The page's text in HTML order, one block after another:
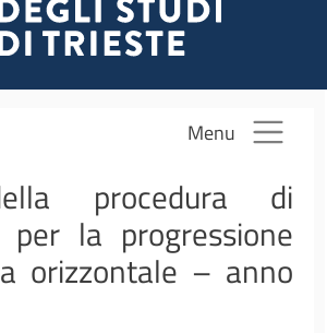
Menu
procedura di
per la progressione
orizzontale – anno